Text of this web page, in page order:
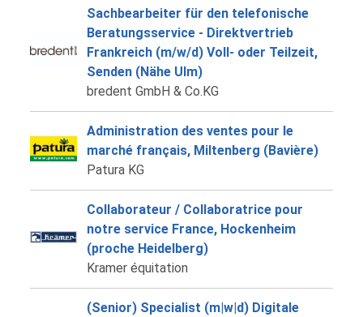
Sachbearbeiter für den telefonische
Beratungsservice - Direktvertrieb
Frankreich (m/w/d) Voll- oder Teilzeit,
Senden (Nähe Ulm)
bredent GmbH & Co.KG
Administration des ventes pour le
marché français, Miltenberg (Bavière)
Patura KG
Collaborateur / Collaboratrice pour
notre service France, Hockenheim
(proche Heidelberg)
Kramer équitation
(Senior) Specialist (m|w|d) Digitale